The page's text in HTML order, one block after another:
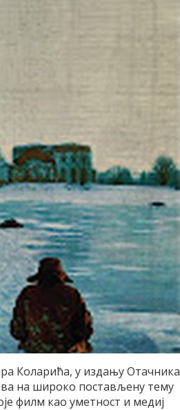
Коларића, у издању Отачника
на широко постављену тему
филм као уметност и медиј